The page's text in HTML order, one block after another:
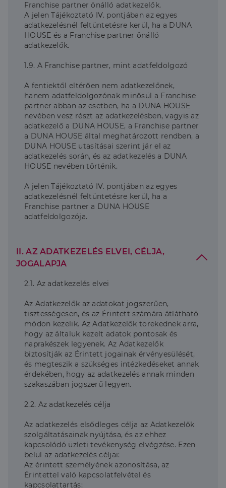
Franchise partner önálló adatkezelők.
A jelen Tájékoztató IV. pontjában az egyes
adatkezelésnél feltüntetésre kerül, ha a DUNA
HOUSE és a Franchise partner önálló
adatkezelők.
1.9. A Franchise partner, mint adatfeldolgozó
A fentiektől eltérően nem adatkezelőnek,
hanem adatfeldolgozónak minősül a Franchise
partner abban az esetben, ha a DUNA HOUSE
nevében vesz részt az adatkezelésben, vagyis az
adatkezelő a DUNA HOUSE, a Franchise partner
a DUNA HOUSE által meghatározott rendben, a
DUNA HOUSE utasításai szerint jár el az
adatkezelés során, és az adatkezelés a DUNA
HOUSE nevében történik.
A jelen Tájékoztató IV. pontjában az egyes
adatkezelésnél feltüntetésre kerül, ha a
Franchise partner a DUNA HOUSE
adatfeldolgozója.
II. AZ ADATKEZELÉS ELVEI, CÉLJA,
JOGALAPJA
2.1. Az adatkezelés elvei
Az Adatkezelők az adatokat jogszerűen,
tisztességesen, és az Érintett számára átlátható
módon kezelik. Az Adatkezelők törekednek arra,
hogy az általuk kezelt adatok pontosak és
naprakészek legyenek. Az Adatkezelők
biztosítják az Érintett jogainak érvényesülését,
és megteszik a szükséges intézkedéseket annak
érdekében, hogy az adatkezelés annak minden
szakaszában jogszerű legyen.
2.2. Az adatkezelés célja
Az adatkezelés elsődleges célja az Adatkezelők
szolgáltatásainak nyújtása, és az ehhez
kapcsolódó üzleti tevékenység elvégzése. Ezen
belül az adatkezelés céljai:
Az érintett személyének azonosítása, az
Érintettel való kapcsolatfelvétel és
kapcsolattartás;